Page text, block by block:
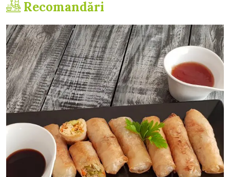
Recomandări